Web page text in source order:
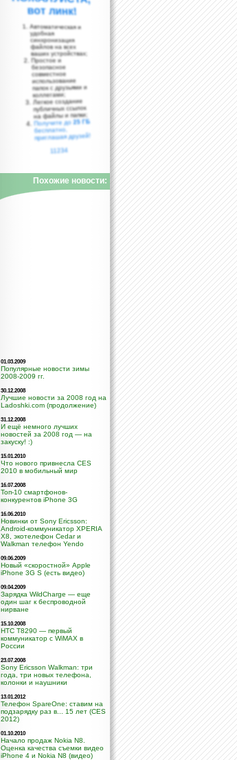
вот линк!
Автоматическая и
удобная
синхронизация
файлов на всех
ваших устройствах;
Простое и
безопасное
совместное
использование
папок с друзьями и
коллегами;
Легкое создание
публичных ссылок
на файлы и папки;
Получите до25 ГБ
бесплатно,
приглашая друзей!
11234
Похожие новости:
01.03.2009
Популярные новости зимы
2008-2009 гг.
30.12.2008
Лучшие новости за 2008 год на
Ladoshki.com (продолжение)
31.12.2008
И ещё немного лучших
новостей за 2008 год — на
закуску! :)
15.01.2010
Что нового привнесла CES
2010 в мобильный мир
16.07.2008
Топ-10 смартфонов-
конкурентов iPhone 3G
16.06.2010
Новинки от Sony Ericsson:
Android-коммуникатор XPERIA
X8, экотелефон Cedar и
Walkman телефон Yendo
09.06.2009
Новый «скоростной» Apple
iPhone 3G S (есть видео)
09.04.2009
Зарядка WildCharge — еще
один шаг к беспроводной
нирване
15.10.2008
HTC T8290 — первый
коммуникатор с WiMAX в
России
23.07.2008
Sony Ericsson Walkman: три
года, три новых телефона,
колонки и наушники
13.01.2012
Телефон SpareOne: ставим на
подзарядку раз в... 15 лет (CES
2012)
01.10.2010
Начало продаж Nokia N8.
Оценка качества съемки видео
iPhone 4 и Nokia N8 (видео)